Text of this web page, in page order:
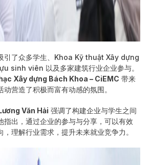
引了众多学生、Khoa Kỹ thuật Xây dựng
sinh viên 以及多家建筑行业企业参与。
Xây dựng Bách Khoa – CiEMC 带来
营造了积极而富有动感的氛围。
Văn Hải 强调了构建企业与学生之间
指出，通过企业的参与与分享，可以有效
理解行业需求，提升未来就业竞争力。